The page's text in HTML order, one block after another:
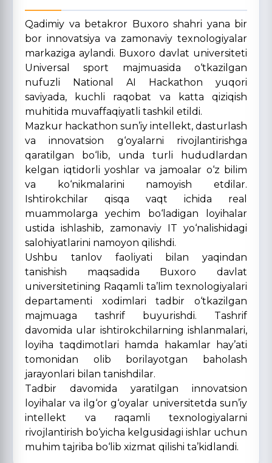
Qadimiy va betakror Buxoro shahri yana bir
bor innovatsiya va zamonaviy texnologiyalar
markaziga aylandi. Buxoro davlat universiteti
Universal sport majmuasida o‘tkazilgan
nufuzli National AI Hackathon yuqori
saviyada, kuchli raqobat va katta qiziqish
muhitida muvaffaqiyatli tashkil etildi.
Mazkur hackathon sun’iy intellekt, dasturlash
va innovatsion g‘oyalarni rivojlantirishga
qaratilgan bo‘lib, unda turli hududlardan
kelgan iqtidorli yoshlar va jamoalar o‘z bilim
va ko‘nikmalarini namoyish etdilar.
Ishtirokchilar qisqa vaqt ichida real
muammolarga yechim bo‘ladigan loyihalar
ustida ishlashib, zamonaviy IT yo‘nalishidagi
salohiyatlarini namoyon qilishdi.
Ushbu tanlov faoliyati bilan yaqindan
tanishish maqsadida Buxoro davlat
universitetining Raqamli ta’lim texnologiyalari
departamenti xodimlari tadbir o‘tkazilgan
majmuaga tashrif buyurishdi. Tashrif
davomida ular ishtirokchilarning ishlanmalari,
loyiha taqdimotlari hamda hakamlar hay’ati
tomonidan olib borilayotgan baholash
jarayonlari bilan tanishdilar.
Tadbir davomida yaratilgan innovatsion
loyihalar va ilg‘or g‘oyalar universitetda sun’iy
intellekt va raqamli texnologiyalarni
rivojlantirish bo‘yicha kelgusidagi ishlar uchun
muhim tajriba bo‘lib xizmat qilishi ta’kidlandi.